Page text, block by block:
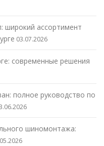
широкий ассортимент
03.07.2026
современные решения
полное руководство по
шиномонтажа: